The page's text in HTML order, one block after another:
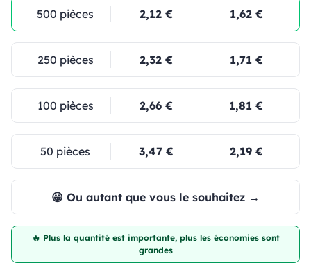
500 pièces 2,12 € 1,62 €
250 pièces 2,32 € 1,71 €
100 pièces 2,66 € 1,81 €
50 pièces 3,47 € 2,19 €
😀 Ou autant que vous le souhaitez →
🔥 Plus la quantité est importante, plus les économies sont
grandes